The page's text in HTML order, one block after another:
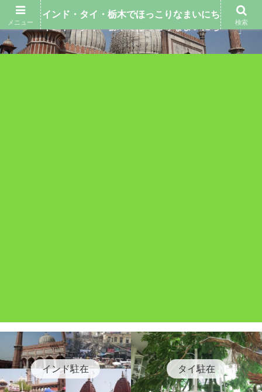
インド駐在 タイ駐在
メニュー
インド・タイ・栃木でほっこりなまいにち
検索